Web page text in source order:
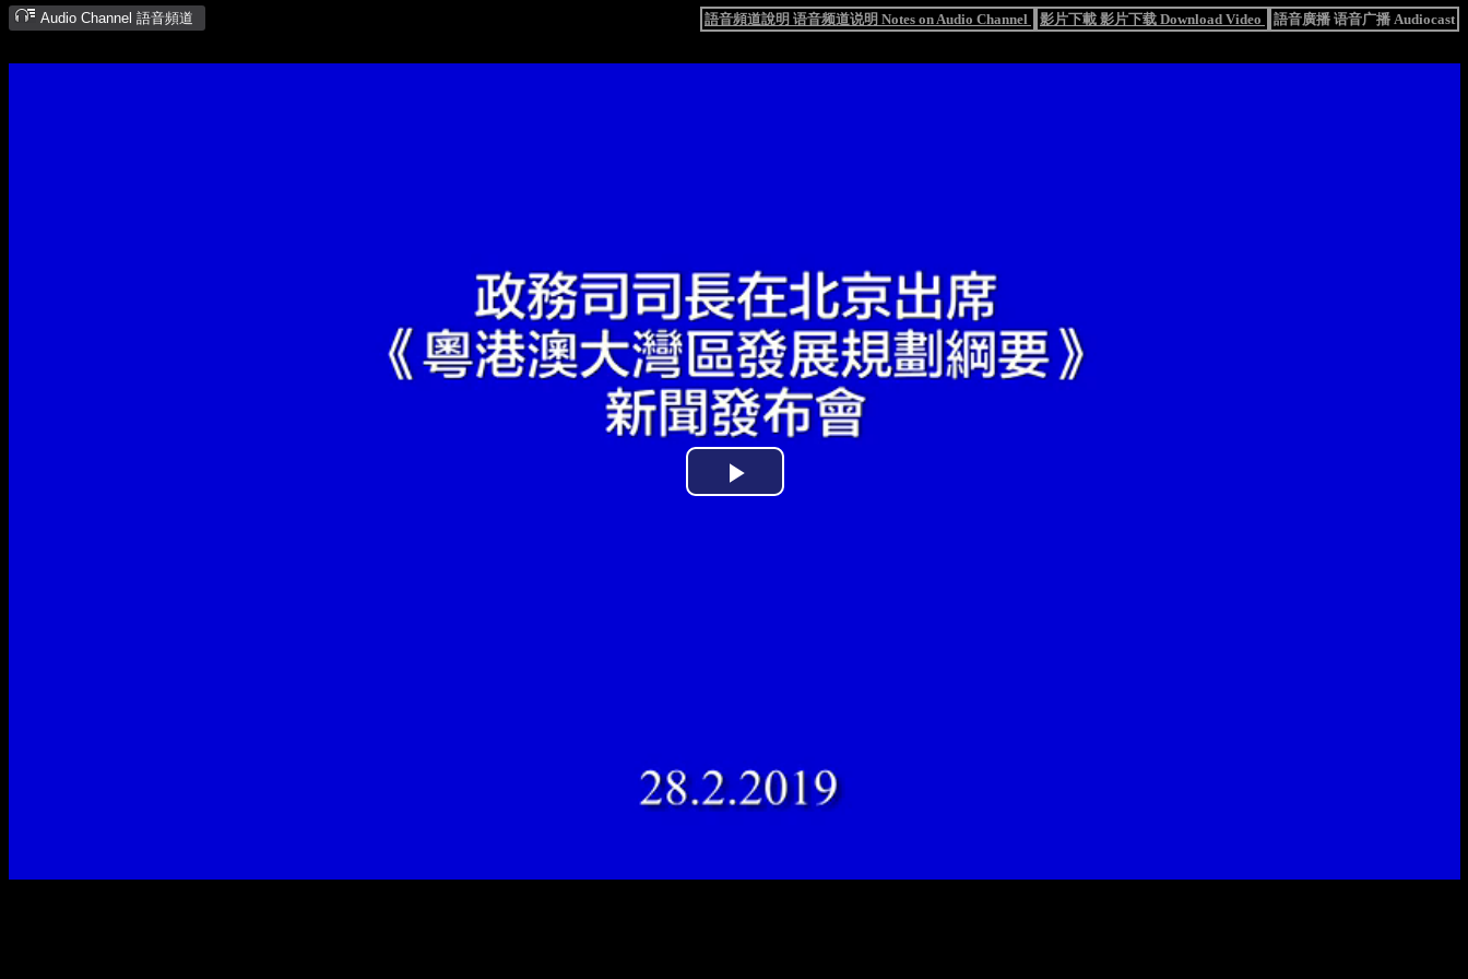
Audio Channel 語音頻道 語音頻道說明 语音频道说明 Notes on Audio Channel 影片下載 影片下载 Download Video 語音廣播 语音广播 Audiocast
Play